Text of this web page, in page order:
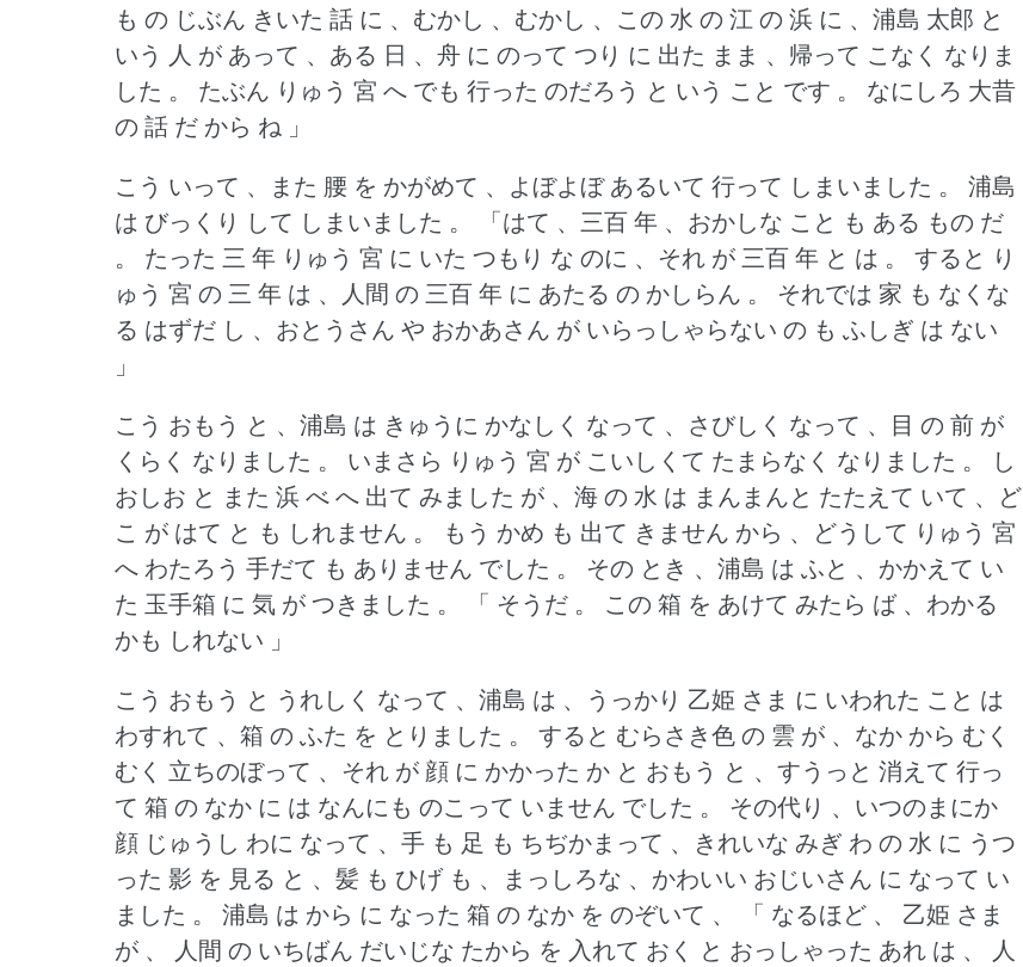
も の じぶん きいた 話 に 、むかし 、むかし 、この 水 の 江 の 浜 に 、浦島 太郎 と
いう 人 が あって 、ある 日 、舟 に のって つり に 出た まま 、帰って こなく なりま
した 。
たぶん りゅう 宮 へ でも 行った のだろう と いう こと です 。
なにしろ 大昔
の 話 だ から ね 」
こう いって 、また 腰 を かがめて 、よぼよぼ あるいて 行って しまいました 。
浦島
は びっくり して しまいました 。
「はて 、三百 年 、おかしな こと も ある もの だ
。
たった 三 年 りゅう 宮 に いた つもり な のに 、それ が 三百 年 と は 。
すると り
ゅう 宮 の 三 年 は 、人間 の 三百 年 に あたる の かしらん 。
それでは 家 も なくな
る はずだ し 、おとうさん や おかあさん が いらっしゃらない の も ふしぎ は ない
」
こう おもう と 、浦島 は きゅうに かなしく なって 、さびしく なって 、目 の 前 が
くらく なりました 。
いまさら りゅう 宮 が こいしくて たまらなく なりました 。
し
おしお と また 浜 べ へ 出て みました が 、海 の 水 は まんまんと たたえて いて 、ど
こ が はて と も しれません 。
もう かめ も 出て きません から 、どうして りゅう 宮
へ わたろう 手だて も ありません でした 。
その とき 、浦島 は ふと 、かかえて い
た 玉手箱 に 気 が つきました 。
「 そうだ 。
この 箱 を あけて みたら ば 、わかる
かも しれない 」
こう おもう と うれしく なって 、浦島 は 、うっかり 乙姫 さま に いわれた こと は
わすれて 、箱 の ふた を とりました 。
すると むらさき色 の 雲 が 、なか から むく
むく 立ちのぼって 、それ が 顔 に かかった か と おもう と 、すうっと 消えて 行っ
て 箱 の なか に は なんにも のこって いません でした 。
その代り 、いつのまにか
顔 じゅうし わに なって 、手 も 足 も ちぢかまって 、きれいな みぎ わ の 水 に うつ
った 影 を 見る と 、髪 も ひげ も 、まっしろな 、かわいい おじいさん に なって い
ました 。
浦島 は から に なった 箱 の なか を のぞいて 、 「 なるほど 、 乙姫 さま
が 、 人間 の いちばん だいじな たから を 入れて おく と おっしゃった あれ は 、 人